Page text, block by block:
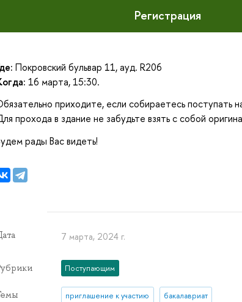
Регистрация
Покровский бульвар 11, ауд. R206
16 марта, 15:30.
приходите, если собираетесь поступать
прохода в здание не забудьте взять с собой
рады Вас видеть!
7 марта, 2024 г.
Поступающим
приглашение к участию бакалавриат